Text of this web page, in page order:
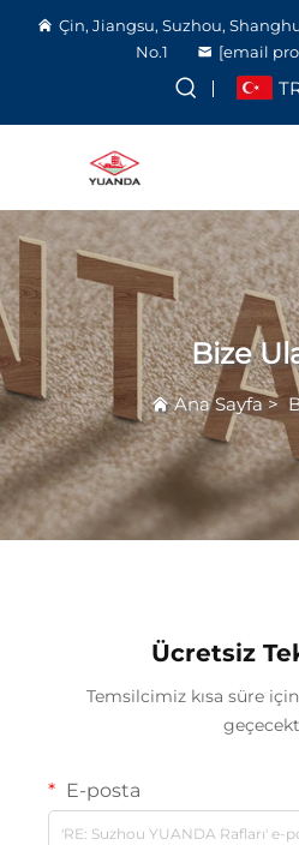
Çin, Jiangsu, Suzhou,
No.1
[email
Bize
Ana Sayfa>
Ücretsiz
Temsilcimiz kısa süre
E-posta